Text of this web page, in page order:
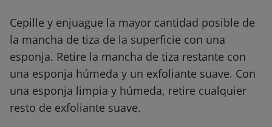
Cepille y enjuague la mayor cantidad posible de
la mancha de tiza de la superficie con una
esponja. Retire la mancha de tiza restante con
una esponja húmeda y un exfoliante suave. Con
una esponja limpia y húmeda, retire cualquier
resto de exfoliante suave.